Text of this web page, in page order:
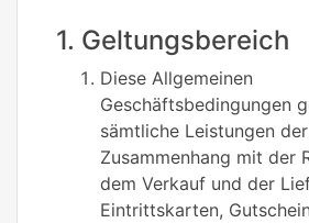
1. Geltungsbereich
Diese Allgemeinen
Geschäftsbedingungen
sämtliche Leistungen
Zusammenhang mit der
dem Verkauf und der
Eintrittskarten,